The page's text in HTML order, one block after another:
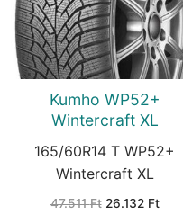
Kumho WP52+
Wintercraft XL
165/60R14 T WP52+
Wintercraft XL
47.511Ft Original
26.132 Ft